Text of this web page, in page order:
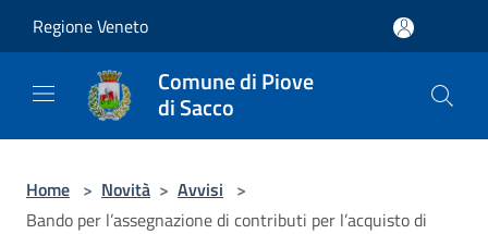
Regione Veneto
Comune di Piove
di Sacco
Home > Novità > Avvisi >
Bando per l’assegnazione di contributi per l’acquisto di